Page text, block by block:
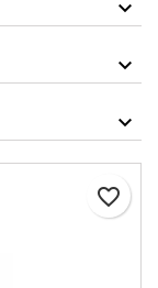
favorite_border